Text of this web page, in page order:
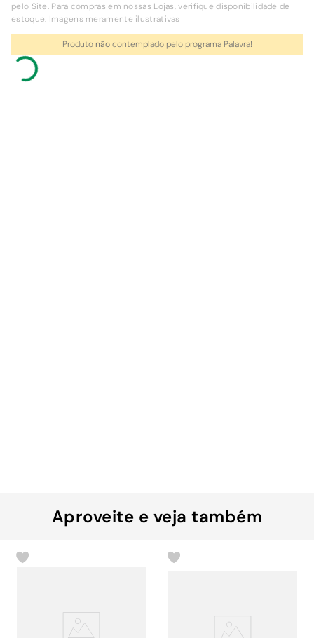
pelo Site. Para compras em nossas Lojas, verifique disponibilidade de
estoque. Imagens meramente ilustrativas
Produto nãocontemplado pelo programa Palavra!
Aproveite e veja também